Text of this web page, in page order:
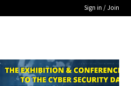
Sign in / Join